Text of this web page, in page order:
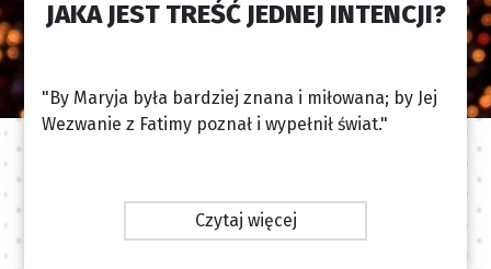
JAKA JEST TREŚĆ JEDNEJ INTENCJI?
"By Maryja była bardziej znana i miłowana; by Jej
Wezwanie z Fatimy poznał i wypełnił świat."
Czytaj więcej